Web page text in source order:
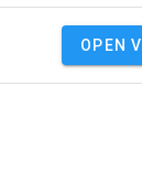
OPEN